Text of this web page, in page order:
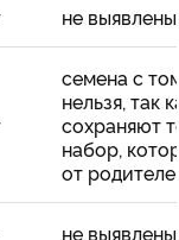
не выявлены
семена с
нельзя, так
сохраняют
набор,
от родителей
не выявлены